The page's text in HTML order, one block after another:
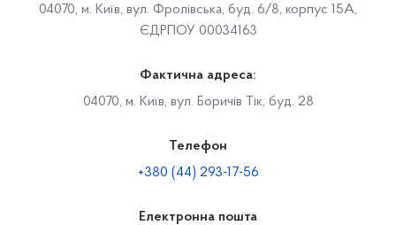
04070, м. Київ, вул. Фролівська, буд. 6/8, корпус 15А,
ЄДРПОУ 00034163
Фактична адреса:
04070, м. Київ, вул. Боричів Тік, буд. 28
Телефон
+380 (44) 293-17-56
Електронна пошта